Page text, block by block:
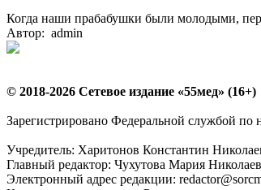
Когда наши прабабушки были молодыми,
Автор: admin
© 2018-2026 Сетевое издание «55мед» (16+)
Зарегистрировано Федеральной службой
Учредитель: Харитонов Константин
Главный редактор: Чухутова Мария
Электронный адрес редакции: